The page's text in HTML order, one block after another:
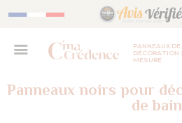
PANNEAUX DE
DÉCORATION
MESURE
Panneaux noirs pour
de bain